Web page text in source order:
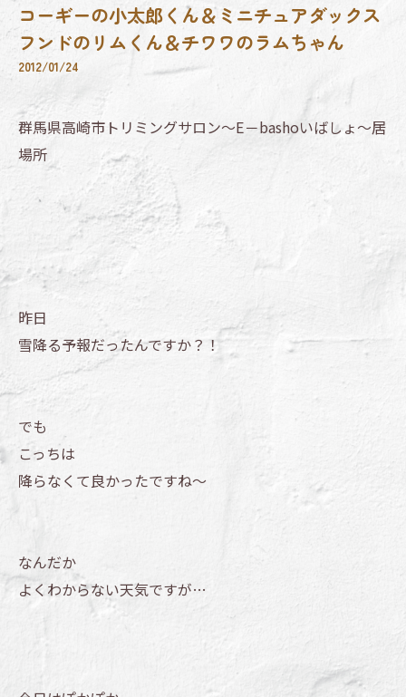
コーギーの小太郎くん＆ミニチュアダックス
フンドのリムくん＆チワワのラムちゃん
2012/01/24
群馬県高崎市トリミングサロン～E－bashoいばしょ～居
場所
昨日
雪降る予報だったんですか？！
でも
こっちは
降らなくて良かったですね～
なんだか
よくわからない天気ですが…